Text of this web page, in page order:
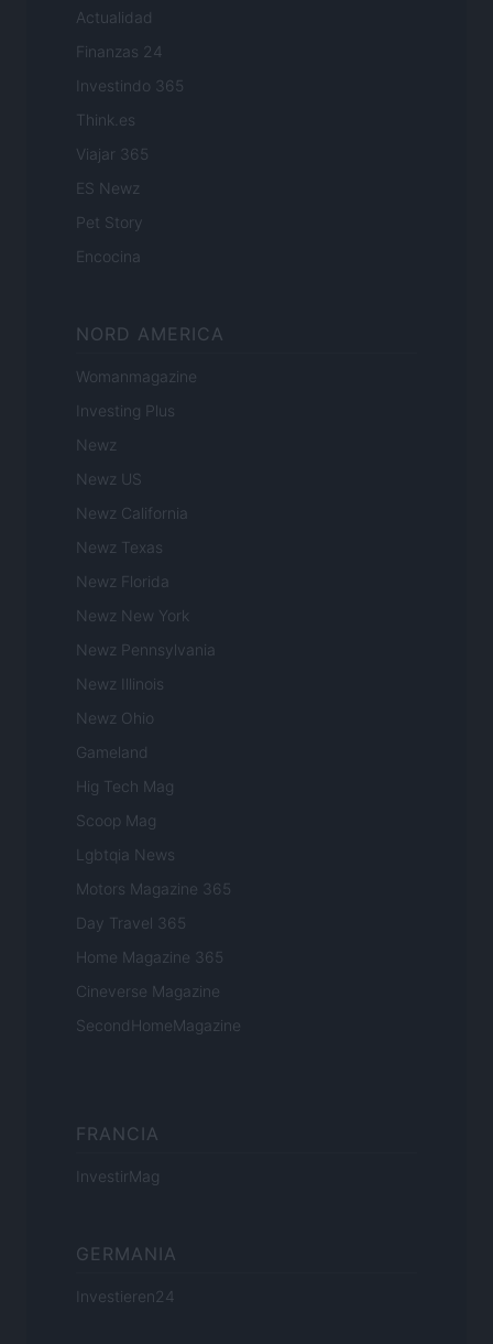
Actualidad
Finanzas 24
Investindo 365
Think.es
Viajar 365
ES Newz
Pet Story
Encocina
NORD AMERICA
Womanmagazine
Investing Plus
Newz
Newz US
Newz California
Newz Texas
Newz Florida
Newz New York
Newz Pennsylvania
Newz Illinois
Newz Ohio
Gameland
Hig Tech Mag
Scoop Mag
Lgbtqia News
Motors Magazine 365
Day Travel 365
Home Magazine 365
Cineverse Magazine
SecondHomeMagazine
FRANCIA
InvestirMag
GERMANIA
Investieren24